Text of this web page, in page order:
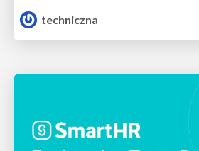
techniczna